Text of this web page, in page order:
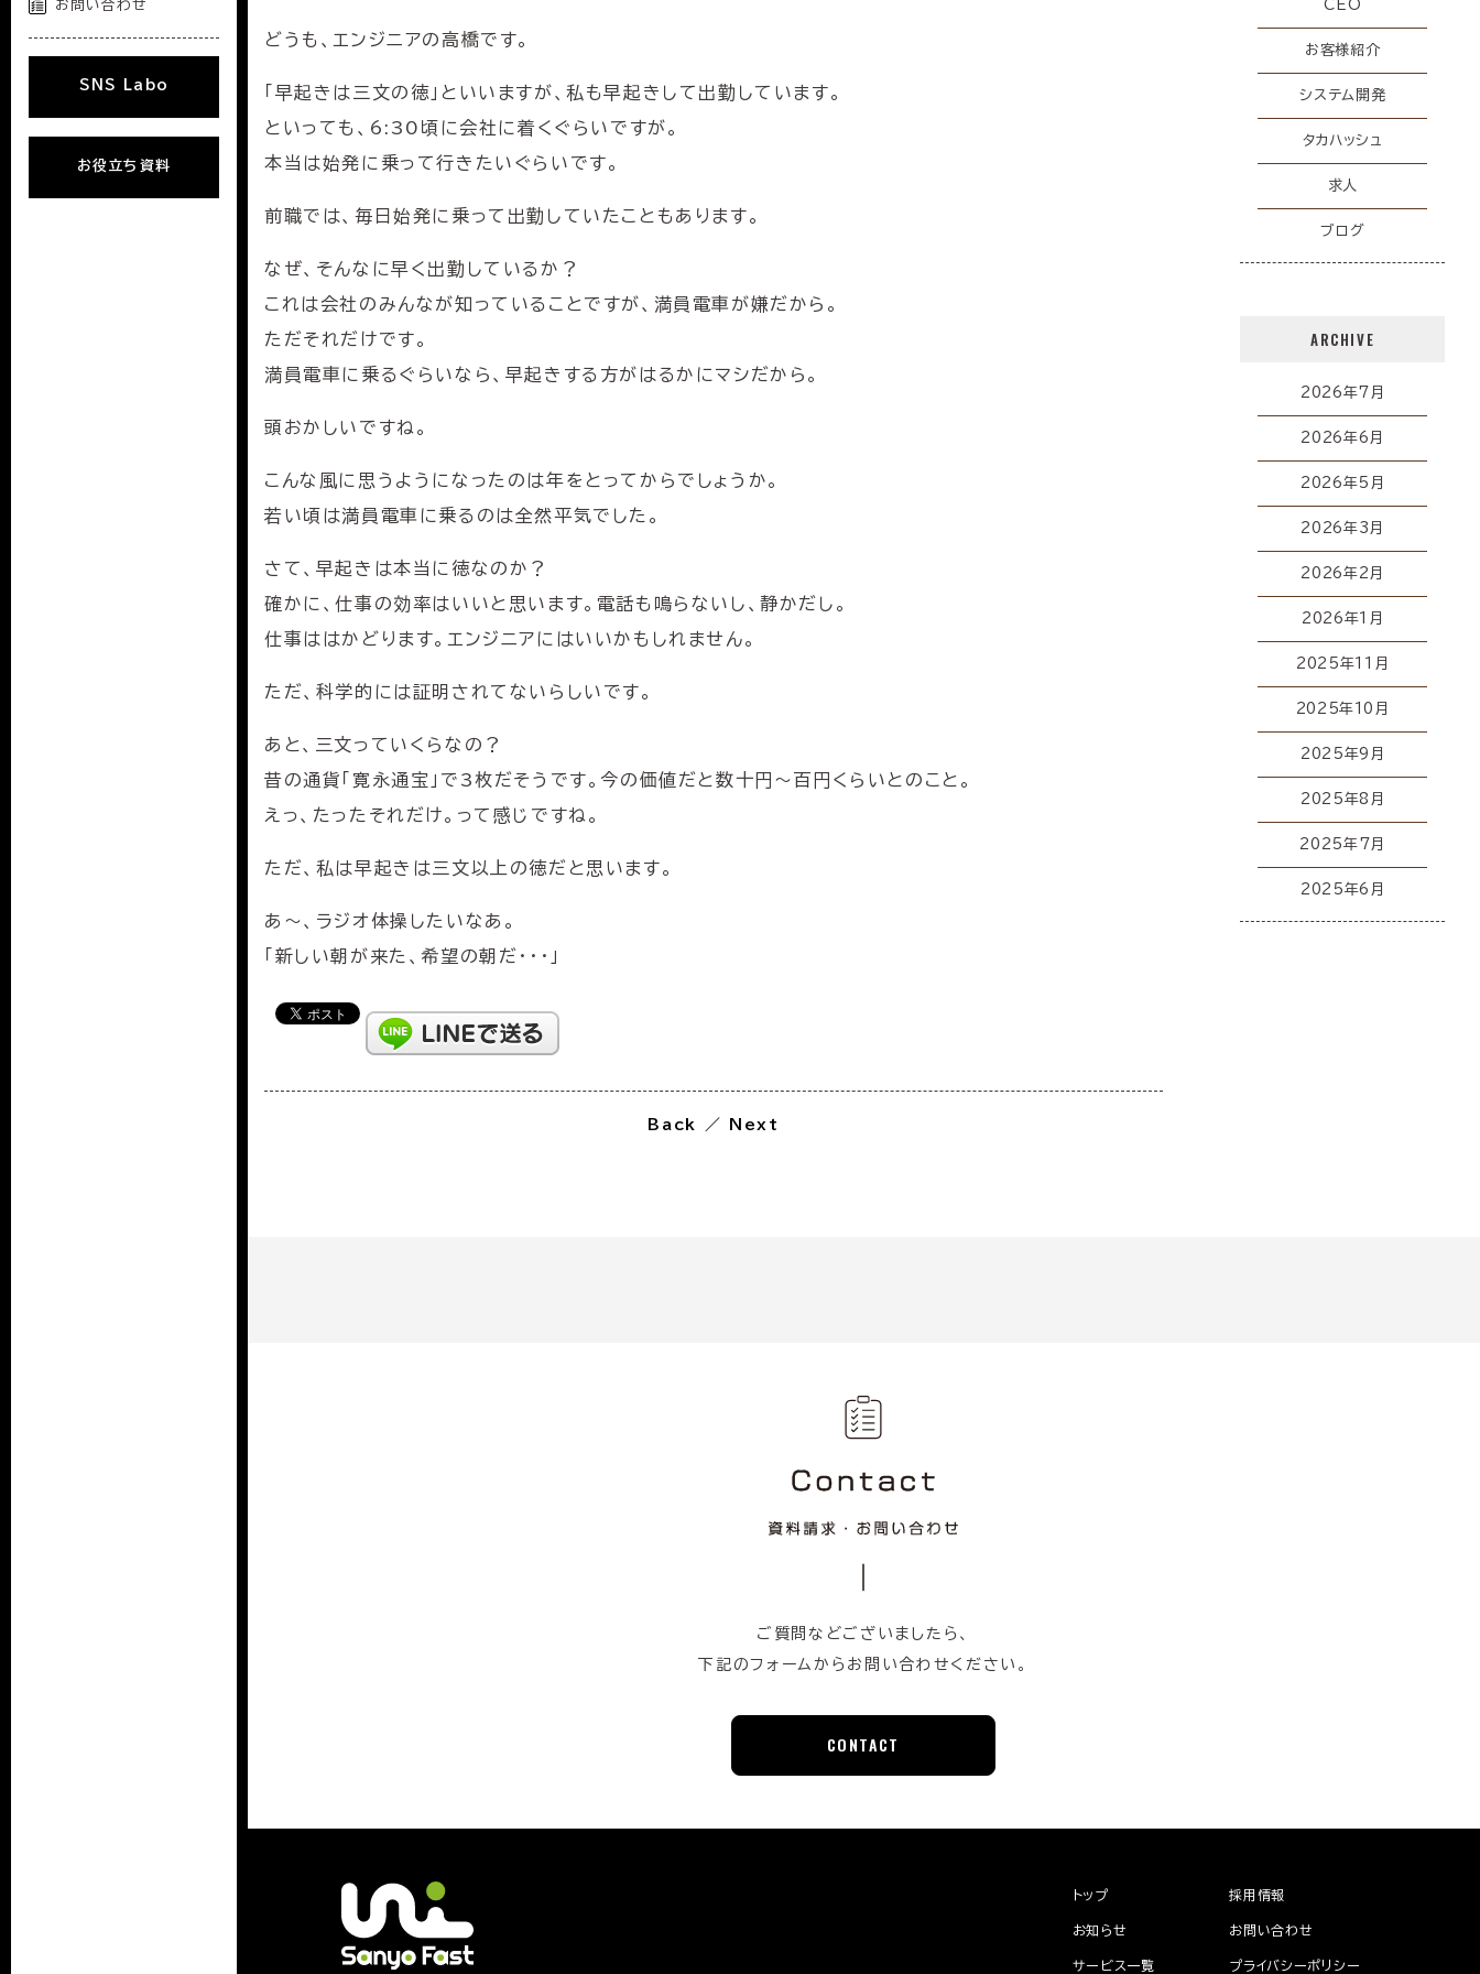
お問い合わせ
SNS Labo
お役立ち資料
どうも、エンジニアの高橋です。
「早起きは三文の徳」といいますが、私も早起きして出勤しています。
といっても、6:30頃に会社に着くぐらいですが。
本当は始発に乗って行きたいぐらいです。
前職では、毎日始発に乗って出勤していたこともあります。
なぜ、そんなに早く出勤しているか？
これは会社のみんなが知っていることですが、満員電車が嫌だから。
ただそれだけです。
満員電車に乗るぐらいなら、早起きする方がはるかにマシだから。
頭おかしいですね。
こんな風に思うようになったのは年をとってからでしょうか。
若い頃は満員電車に乗るのは全然平気でした。
さて、早起きは本当に徳なのか？
確かに、仕事の効率はいいと思います。電話も鳴らないし、静かだし。
仕事ははかどります。エンジニアにはいいかもしれません。
ただ、科学的には証明されてないらしいです。
あと、三文っていくらなの？
昔の通貨「寛永通宝」で3枚だそうです。今の価値だと数十円〜百円くらいとのこと。
えっ、たったそれだけ。って感じですね。
ただ、私は早起きは三文以上の徳だと思います。
あ〜、ラジオ体操したいなあ。
「新しい朝が来た、希望の朝だ・・・」
Back ／ Next
CEO
お客様紹介
システム開発
タカハッシュ
求人
ブログ
ARCHIVE
2026年7月
2026年6月
2026年5月
2026年3月
2026年2月
2026年1月
2025年11月
2025年10月
2025年9月
2025年8月
2025年7月
2025年6月
ご質問などございましたら、
下記のフォームからお問い合わせください。
CONTACT
採用情報
お問い合わせ
プライバシーポリシー
トップ
お知らせ
サービス一覧
お問い合わせ
SNS Labo
お役立ち資料